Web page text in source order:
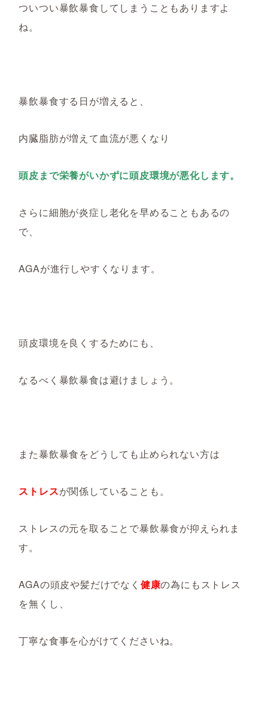
ついつい暴飲暴食してしまうこともありますよ
ね。
暴飲暴食する日が増えると、
内臓脂肪が増えて血流が悪くなり
頭皮まで栄養がいかずに頭皮環境が悪化します。
さらに細胞が炎症し老化を早めることもあるの
で、
AGAが進行しやすくなります。
頭皮環境を良くするためにも、
なるべく暴飲暴食は避けましょう。
また暴飲暴食をどうしても止められない方は
ストレスが関係していることも。
ストレスの元を取ることで暴飲暴食が抑えられま
す。
AGAの頭皮や髪だけでなく 健康の為にもストレス
を無くし、
丁寧な食事を心がけてくださいね。